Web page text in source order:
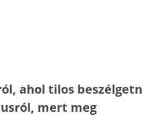
ahol tilos
mert meg